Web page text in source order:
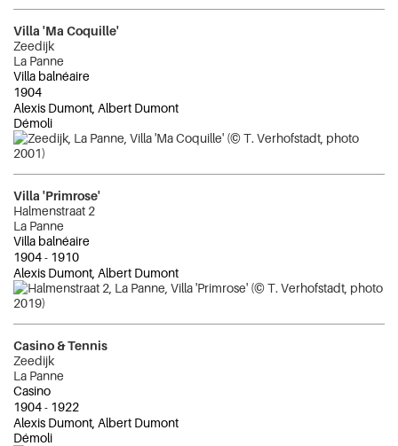
Villa 'Ma Coquille'
Zeedijk
La Panne
Villa balnéaire
1904
Alexis Dumont, Albert Dumont
Démoli
Villa 'Primrose'
Halmenstraat 2
La Panne
Villa balnéaire
1904- 1910
Alexis Dumont, Albert Dumont
Casino & Tennis
Zeedijk
La Panne
Casino
1904- 1922
Alexis Dumont, Albert Dumont
Démoli